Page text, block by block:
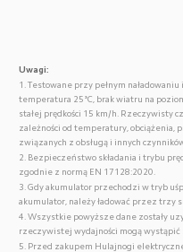
Uwagi:
1. Testowane przy pełnym
temperatura 25°C, brak wiatru na
stałej prędkości 15 km/h. Rzeczywisty
zależności od temperatury, obciążenia,
związanych z obsługą i innych
2. Bezpieczeństwo składania i trybu
zgodnie z normą EN 17128:2020.
3. Gdy akumulator przechodzi w tryb
akumulator, należy ładować przez trzy
4. Wszystkie powyższe dane zostały
rzeczywistej wydajności mogą wystąpić
5. Przed zakupem Hulajnogi